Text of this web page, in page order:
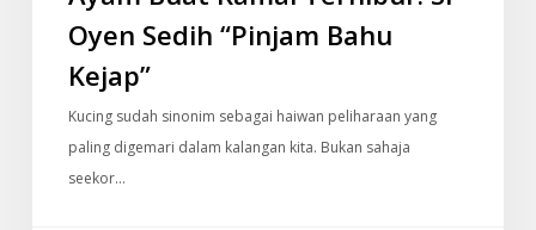
Kejap”Oyen Sedih “Pinjam Bahu
Kejap”
Kucing sudah sinonim sebagai haiwan peliharaan yang
paling digemari dalam kalangan kita. Bukan sahaja
seekor…